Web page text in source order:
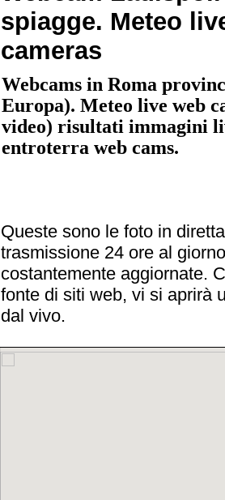
spiagge. Meteo
cameras
Webcams in Roma
Europa). Meteo live web
video) risultati immagini
entroterra web cams.
Queste sono le foto in
trasmissione 24 ore al
costantemente aggiornate.
fonte di siti web, vi si aprirà
dal vivo.